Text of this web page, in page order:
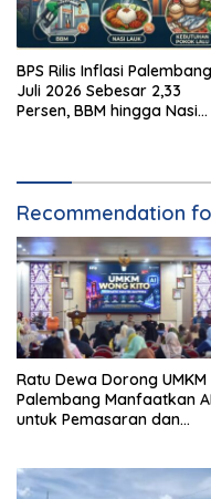
BPS Rilis Inflasi Palembang
Juli 2026 Sebesar 2,33
Persen, BBM hingga Nasi
Recommendation
Ratu Dewa Dorong UMKM
Palembang Manfaatkan
untuk Pemasaran dan